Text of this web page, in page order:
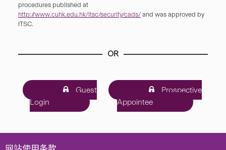
procedures published at
http://www.cuhk.edu.hk/itsc/security/cads/ and was approved by
ITSC.
OR
Guest
Login
Prospective
Appointee